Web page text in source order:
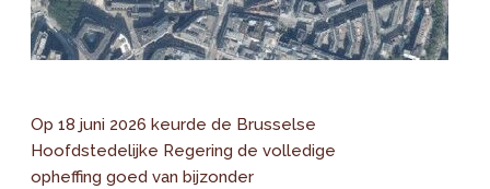
Op 18 juni 2026 keurde de Brusselse
Hoofdstedelijke Regering de volledige
opheffing goed van bijzonder